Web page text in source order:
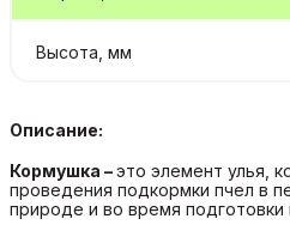
Высота, мм
Описание:
Кормушка –это элемент улья,
проведения подкормки пчел в
природе и во время подготовки